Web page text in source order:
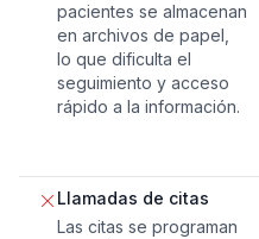
pacientes se almacenan
en archivos de papel,
lo que dificulta el
seguimiento y acceso
rápido a la información.
Llamadas de citas
Las citas se programan